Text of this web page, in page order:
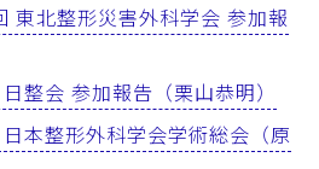
北整形災害外科学会 参加報
会 参加報告（栗山恭明）
整形外科学会学術総会（原